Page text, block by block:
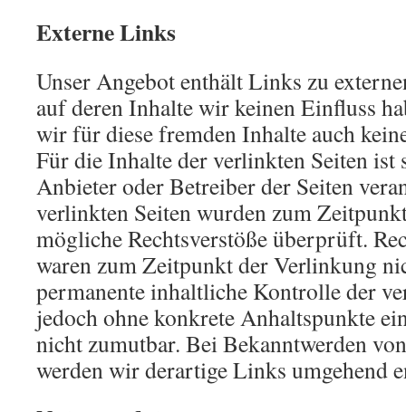
Externe Links
Unser Angebot enthält Links zu
auf deren Inhalte wir keinen Einfluss
wir für diese fremden Inhalte auch
Für die Inhalte der verlinkten Seiten ist
Anbieter oder Betreiber der Seiten
verlinkten Seiten wurden zum
mögliche Rechtsverstöße überprüft.
waren zum Zeitpunkt der Verlinkung
permanente inhaltliche Kontrolle der
jedoch ohne konkrete Anhaltspunkte
nicht zumutbar. Bei Bekanntwerden
werden wir derartige Links umgehend